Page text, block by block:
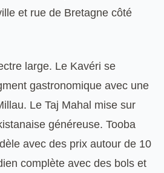
et rue de Bretagne côté
large. Le Kavéri se
gastronomique avec une
Le Taj Mahal mise sur
généreuse. Tooba
avec des prix autour de 10
complète avec des bols et